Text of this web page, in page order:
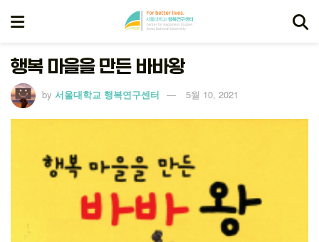
행복 마을을 만든 바바왕
by 서울대학교 행복연구센터 5월 10, 2021